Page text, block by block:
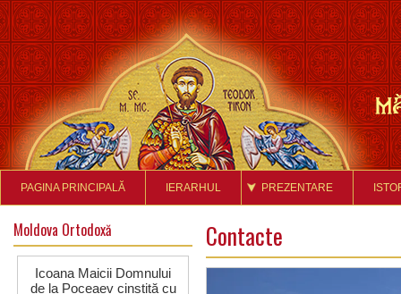
PAGINA PRINCIPALĂ IERARHUL PREZENTARE
Moldova Ortodoxă
Icoana Maicii Domnului
de la Poceaev cinstită cu
Contacte